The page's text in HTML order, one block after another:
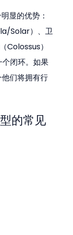
显的优势：
Solar）、卫
Colossus）
闭环。如果
们将拥有行
的常见